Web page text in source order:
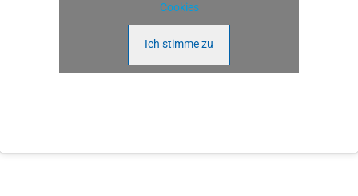
Cookies
Ich stimme zu